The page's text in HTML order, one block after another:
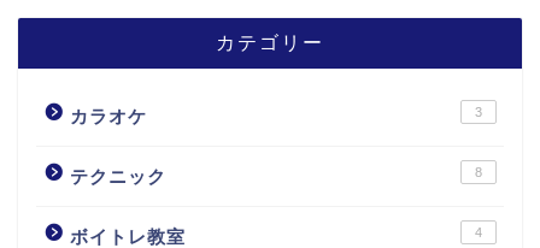
カテゴリー
カラオケ 3
テクニック 8
ボイトレ教室 4